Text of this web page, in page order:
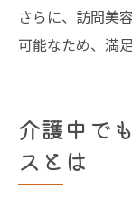
さらに、訪問美
可能なため、満
介護中で
スとは